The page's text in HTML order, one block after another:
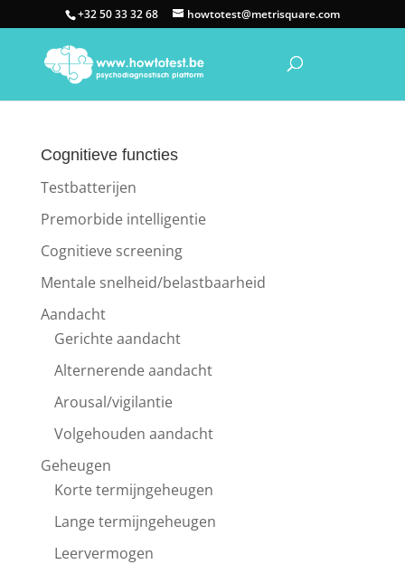
+32 50 33 32 68 howtotest@metrisquare.com
Cognitieve functies
Testbatterijen
Premorbide intelligentie
Cognitieve screening
Mentale snelheid/belastbaarheid
Aandacht
Gerichte aandacht
Alternerende aandacht
Arousal/vigilantie
Volgehouden aandacht
Geheugen
Korte termijngeheugen
Lange termijngeheugen
Leervermogen